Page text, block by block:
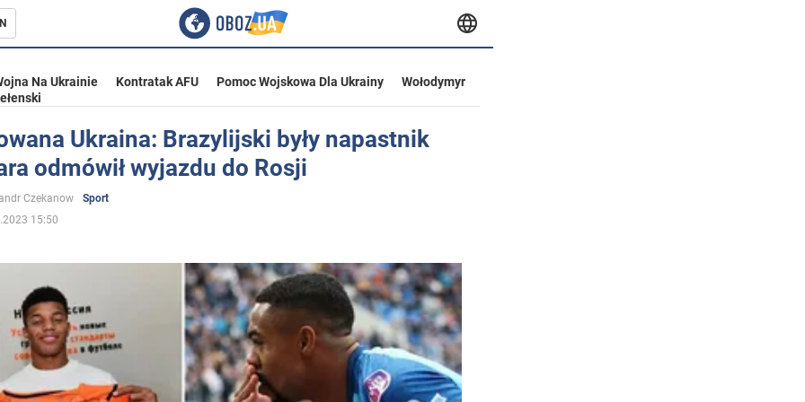
Ukrainie
Na Ukrainie Kontratak AFU Pomoc Wojskowa Dla Ukrainy
Wołodymyr
Ukraina: Brazylijski były napastnik
odmówił wyjazdu do Rosji
Czekanow
Sport
15:50